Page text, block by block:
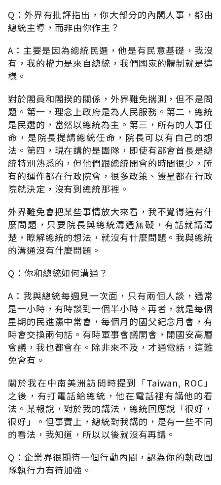
Q：外界有批評指出，你大部分的內閣人事，都由
總統主導，而非由你作主？
A：主要是因為總統民選，他是有民意基礎，我沒
有，我的權力是來自總統，我們國家的體制就是這
樣。
對於閣員和閣揆的關係，外界難免揣測，但不是問
題。第一，理念上政府是為人民服務。第二，總統
是民選的，當然以總統為主。第三，所有的人事任
命，是院長提請總統任命，院長可以有自己的想
法。第四，現在講的是團隊，即使有部會首長是總
統特別熟悉的，但他們跟總統開會的時間很少，所
有的運作都在行政院會，很多政策、簽呈都在行政
院就決定，沒有到總統那裡。
外界難免會把某些事情放大來看，我不覺得這有什
麼問題，只要院長與總統溝通無礙，有話就講清
楚，瞭解總統的想法，就沒有什麼問題。我與總統
的溝通沒有什麼問題。
Q：你和總統如何溝通？
A：我與總統每週見一次面，只有兩個人談，通常
是一小時，有時談到一個半小時。再者，就是每個
星期的民進黨中常會，每個月的國父紀念月會，有
時會交換兩句話。有時軍事會議開會，開國安高層
會議，我也都會在。除非來不及，才通電話，這難
免會有。
關於我在中南美洲訪問時提到「Taiwan, ROC」
之後，有打電話給總統，他在電話裡有講他的看
法。某報說，對於我的講法，總統回應說「很好，
很好」。但事實上，總統對我講的，是有一些不同
的看法，我知道，所以以後就沒有再講。
Q：企業界很期待一個行動內閣，認為你的執政團
隊執行力有待加強。